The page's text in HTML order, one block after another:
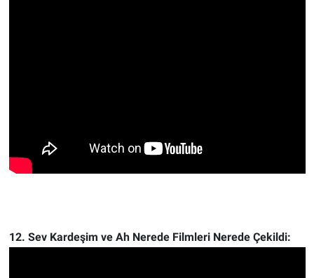
12. Sev Kardeşim ve Ah Nerede Filmleri Nerede Çekildi: